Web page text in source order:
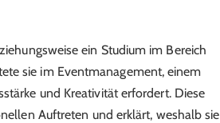
ein Studium im Bereich
sie im Eventmanagement, einem
und Kreativität erfordert. Diese
Auftreten und erklärt, weshalb sie